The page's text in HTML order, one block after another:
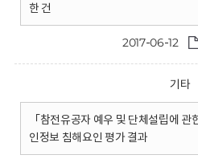
한 건
2017-06-12
기타
「참전유공자 예우 및 단체설립에
인정보 침해요인 평가 결과